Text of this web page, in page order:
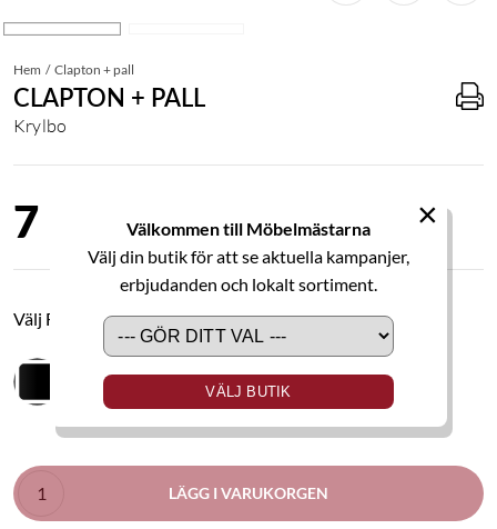
Välkommen till Möbelmästarna
Välj din butik för att se aktuella kampanjer,
erbjudanden och lokalt sortiment.
VÄLJ BUTIK
×
Hem Clapton + pall
CLAPTON + PALL
Krylbo
7 995,00 kr
Välj Färg
LÄGG I VARUKORGEN